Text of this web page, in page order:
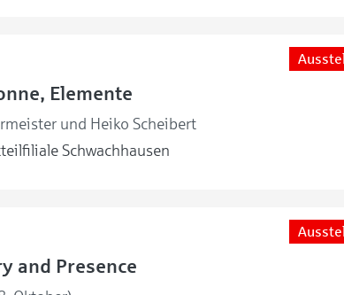
Elemente
und Heiko Scheibert
Schwachhausen
and Presence